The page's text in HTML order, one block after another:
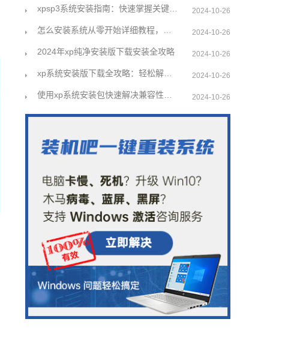
xpsp3系统安装指南：快速掌握关键步骤解决常见问题 2024-10-26
2024-10-26
2024年xp纯净安装版下载安装全攻略 2024-10-26
xp系统安装版下载全攻略：轻松解决安装难题 2024-10-26
2024-10-26